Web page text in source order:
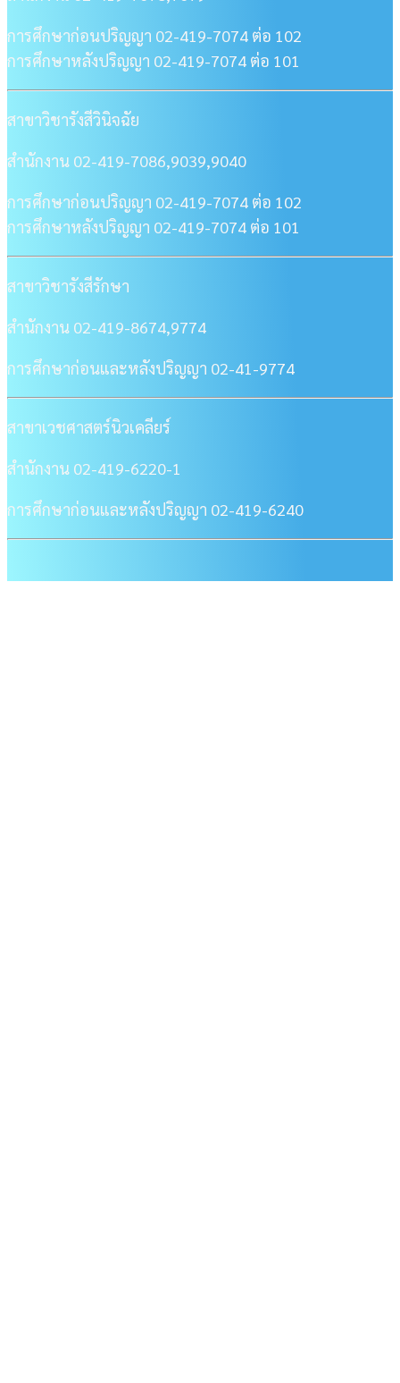
การศึกษาก่อนปริญญา 02-419-7074 ต่อ 102
การศึกษาหลังปริญญา 02-419-7074 ต่อ 101
สาขาวิชารังสีวินิจฉัย
สำนักงาน 02-419-7086,9039,9040
การศึกษาก่อนปริญญา 02-419-7074 ต่อ 102
การศึกษาหลังปริญญา 02-419-7074 ต่อ 101
สาขาวิชารังสีรักษา
สำนักงาน 02-419-8674,9774
การศึกษาก่อนและหลังปริญญา 02-41-9774
สาขาเวชศาสตร์นิวเคลียร์
สำนักงาน 02-419-6220-1
การศึกษาก่อนและหลังปริญญา 02-419-6240